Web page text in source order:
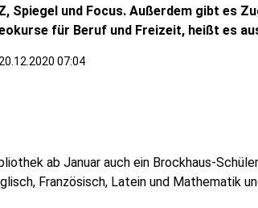
Spiegel und Focus. Außerdem gibt es
für Beruf und Freizeit, heißt es
07:04
ab Januar auch ein Brockhaus-
Französisch, Latein und Mathematik